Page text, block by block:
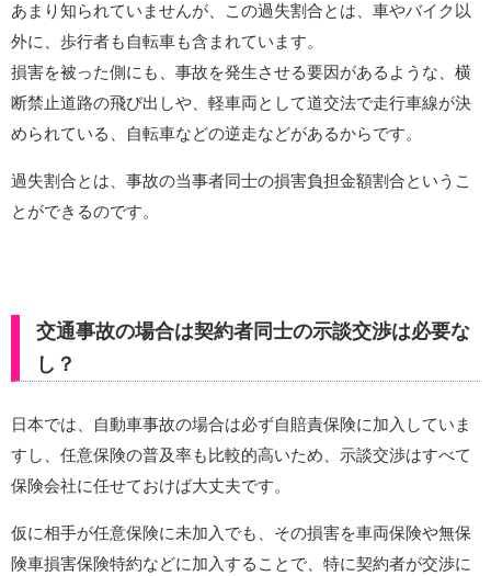
あまり知られていませんが、この過失割合とは、車やバイク以
外に、歩行者も自転車も含まれています。
損害を被った側にも、事故を発生させる要因があるような、横
断禁止道路の飛び出しや、軽車両として道交法で走行車線が決
められている、自転車などの逆走などがあるからです。
過失割合とは、事故の当事者同士の損害負担金額割合というこ
とができるのです。
交通事故の場合は契約者同士の示談交渉は必要な
し？
日本では、自動車事故の場合は必ず自賠責保険に加入していま
すし、任意保険の普及率も比較的高いため、示談交渉はすべて
保険会社に任せておけば大丈夫です。
仮に相手が任意保険に未加入でも、その損害を車両保険や無保
険車損害保険特約などに加入することで、特に契約者が交渉に